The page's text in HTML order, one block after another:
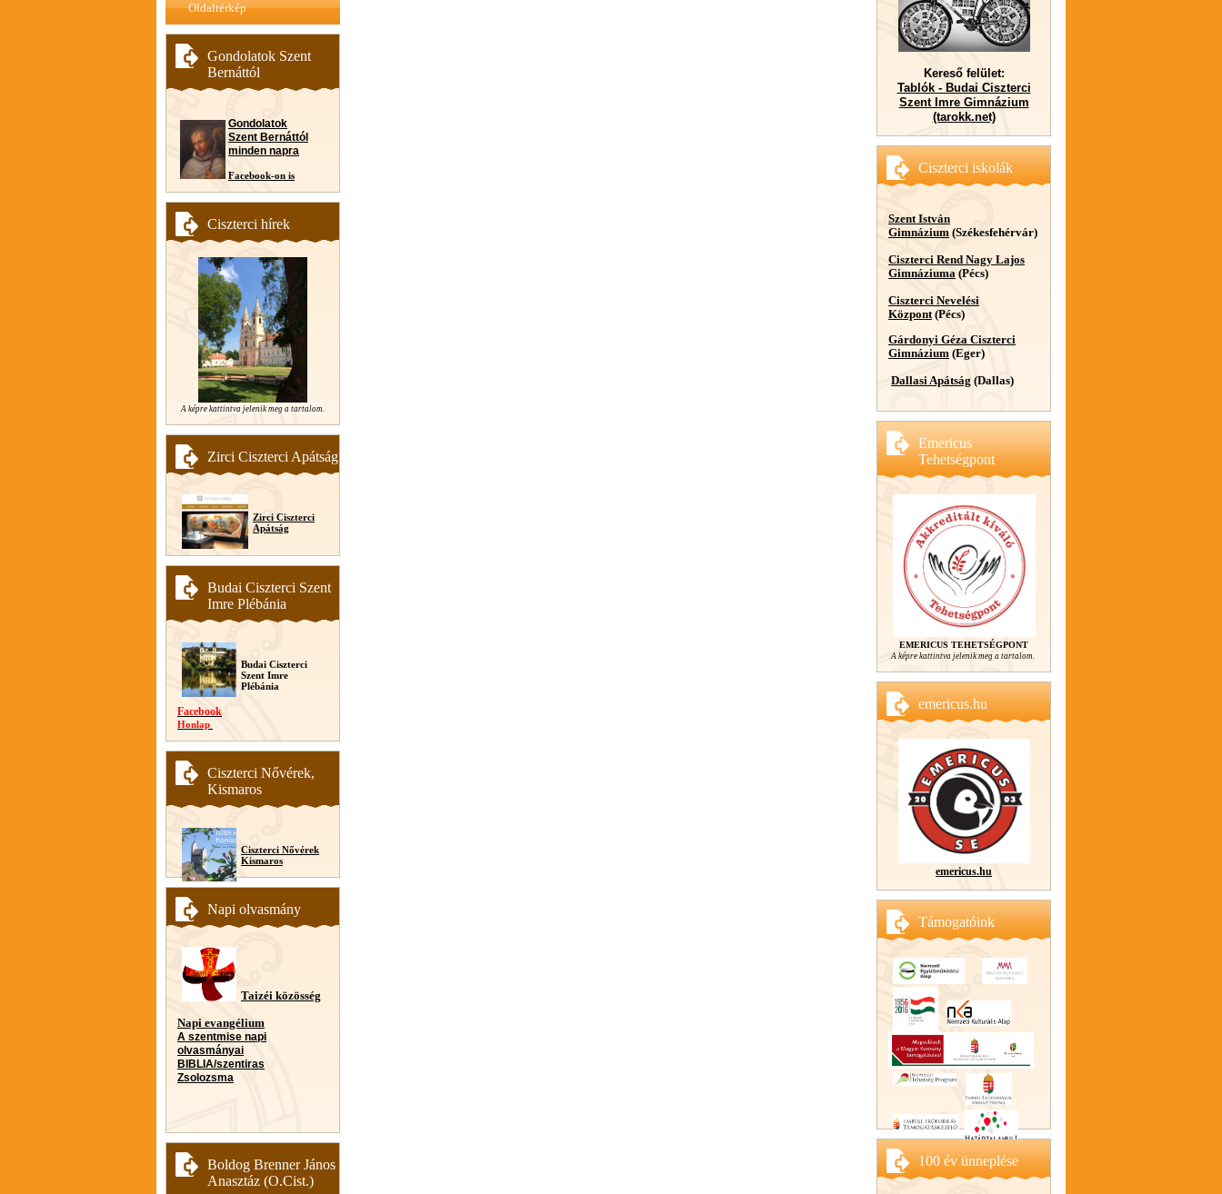
Oldaltérkép
Gondolatok Szent
Bernáttól
Gondolatok
Szent Bernáttól
minden napra
Facebook-on is
Ciszterci hírek
A képre kattintva jelenik meg a tartalom.
Zirci Ciszterci Apátság
Zirci Ciszterci
Apátság
Budai Ciszterci Szent
Imre Plébánia
Budai Ciszterci
Szent Imre
Plébánia
Facebook
Honlap
Ciszterci Nővérek,
Kismaros
Ciszterci Nővérek
Kismaros
Napi olvasmány
Taizéi közösség
Napi evangélium
A szentmise napi
olvasmányai
BIBLIA/szentiras
Zsolozsma
Boldog Brenner János
Anasztáz (O.Cist.)
Kereső felület:
Tablók - Budai Ciszterci
Szent Imre Gimnázium
(tarokk.net)
Ciszterci iskolák
Szent István
Gimnázium (Székesfehérvár)
Ciszterci Rend Nagy Lajos
Gimnáziuma (Pécs)
Ciszterci Nevelési
Központ(Pécs)
Gárdonyi Géza Ciszterci
Gimnázium (Eger)
Dallasi Apátság (Dallas)
Emericus
Tehetségpont
EMERICUS TEHETSÉGPONT
A képre kattintva jelenik meg a tartalom.
emericus.hu
emericus.hu
Támogatóink
100 év ünneplése